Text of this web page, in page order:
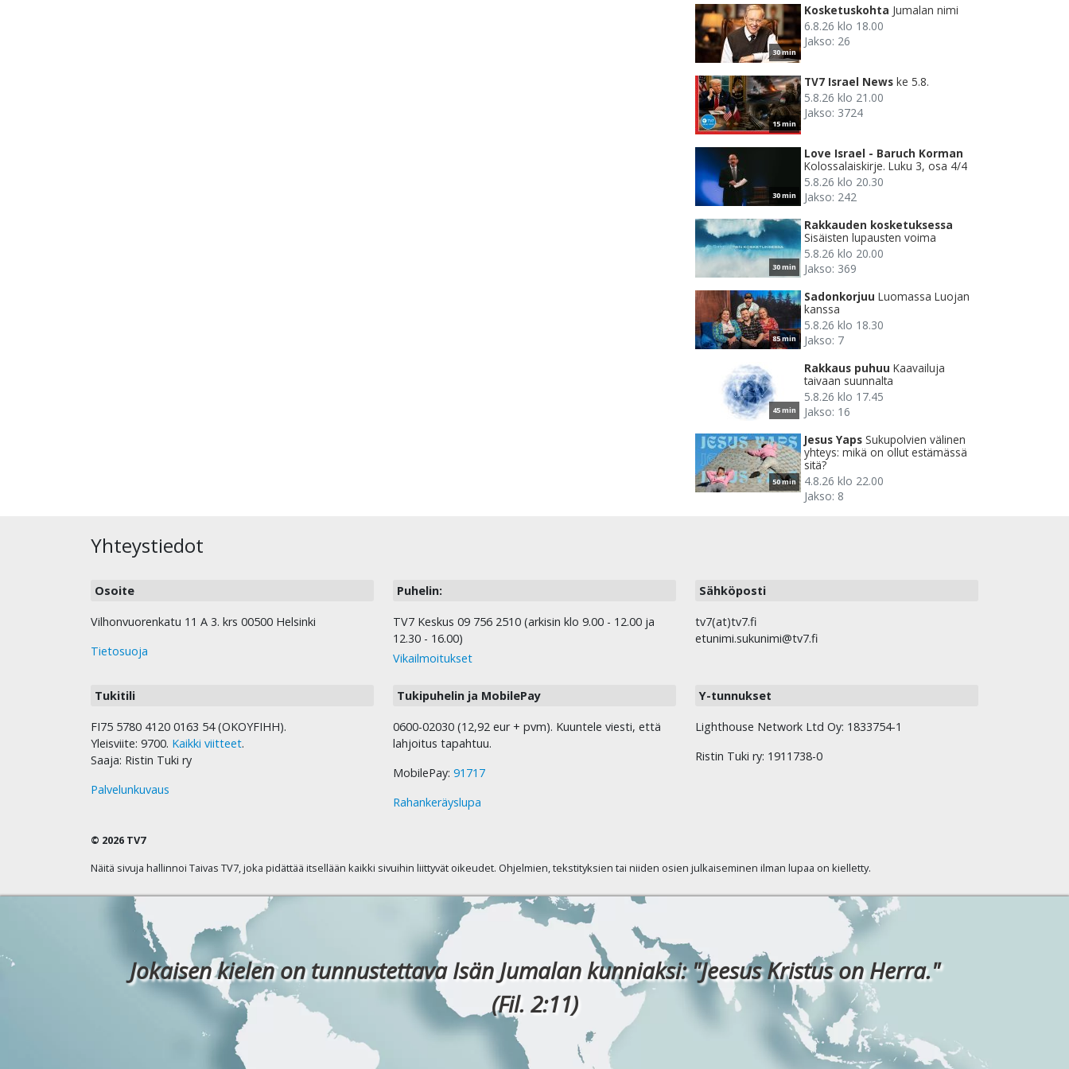
30 min
Kosketuskohta Jumalan nimi
6.8.26 klo 18.00
Jakso: 26
15 min
TV7 Israel News ke 5.8.
5.8.26 klo 21.00
Jakso: 3724
30 min
Love Israel - Baruch Korman
Kolossalaiskirje. Luku 3, osa 4/4
5.8.26 klo 20.30
Jakso: 242
30 min
Rakkauden kosketuksessa
Sisäisten lupausten voima
5.8.26 klo 20.00
Jakso: 369
85 min
Sadonkorjuu Luomassa Luojan
kanssa
5.8.26 klo 18.30
Jakso: 7
45 min
Rakkaus puhuu Kaavailuja
taivaan suunnalta
5.8.26 klo 17.45
Jakso: 16
50 min
Jesus Yaps Sukupolvien välinen
yhteys: mikä on ollut estämässä
sitä?
4.8.26 klo 22.00
Jakso: 8
Yhteystiedot
Osoite
Vilhonvuorenkatu 11 A 3. krs 00500 Helsinki
Tietosuoja
Puhelin:
TV7 Keskus 09 756 2510 (arkisin klo 9.00 - 12.00 ja
12.30 - 16.00)
Vikailmoitukset
Sähköposti
tv7(at)tv7.fi
etunimi.sukunimi@tv7.fi
Tukitili
FI75 5780 4120 0163 54 (OKOYFIHH).
Yleisviite: 9700. Kaikki viitteet.
Saaja: Ristin Tuki ry
Palvelunkuvaus
Tukipuhelin ja MobilePay
0600-02030 (12,92 eur + pvm). Kuuntele viesti, että
lahjoitus tapahtuu.
MobilePay: 91717
Rahankeräyslupa
Y-tunnukset
Lighthouse Network Ltd Oy: 1833754-1
Ristin Tuki ry: 1911738-0
© 2026 TV7
Näitä sivuja hallinnoi Taivas TV7, joka pidättää itsellään kaikki sivuihin liittyvät oikeudet. Ohjelmien, tekstityksien tai niiden osien julkaiseminen ilman lupaa on kielletty.
Jokaisen kielen on tunnustettava Isän Jumalan kunniaksi: "Jeesus Kristus on Herra."
(Fil. 2:11)